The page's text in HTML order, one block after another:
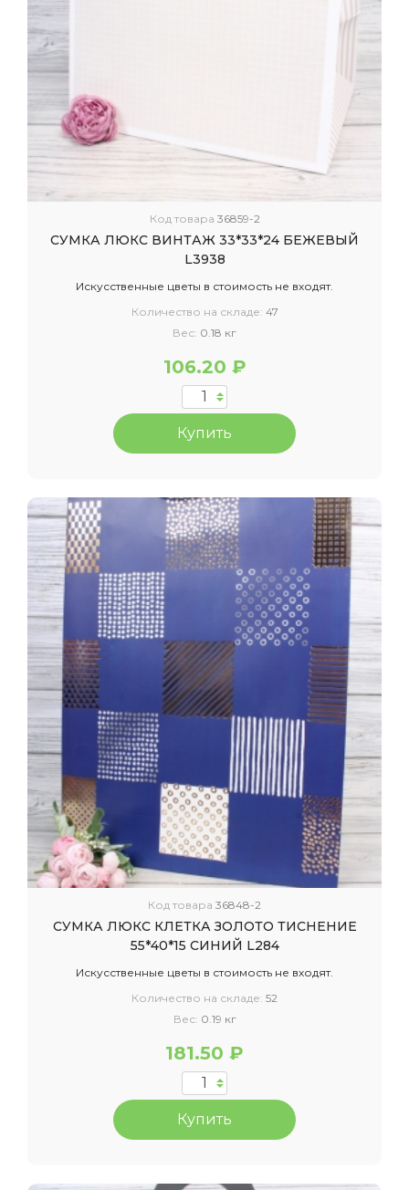
Код товара 36859-2
СУМКА ЛЮКС ВИНТАЖ 33*33*24 БЕЖЕВЫЙ
L3938
Искусственные цветы в стоимость не входят.
Количество на складе: 47
Вес: 0.18 кг
106.20 ₽
Купить
Код товара 36848-2
СУМКА ЛЮКС КЛЕТКА ЗОЛОТО ТИСНЕНИЕ
55*40*15 СИНИЙ L284
Искусственные цветы в стоимость не входят.
Количество на складе: 52
Вес: 0.19 кг
181.50 ₽
Купить